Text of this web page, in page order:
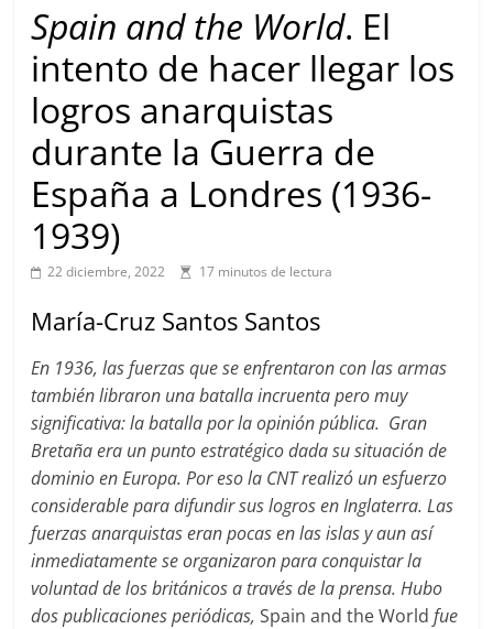
Spain and the World. El
intento de hacer llegar los
logros anarquistas
durante la Guerra de
España a Londres (1936-
1939)
22 diciembre, 2022 17 minutos de lectura
María-Cruz Santos Santos
En 1936, las fuerzas que se enfrentaron con las armas
también libraron una batalla incruenta pero muy
significativa: la batalla por la opinión pública. Gran
Bretaña era un punto estratégico dada su situación de
dominio en Europa. Por eso la CNT realizó un esfuerzo
considerable para difundir sus logros en Inglaterra. Las
fuerzas anarquistas eran pocas en las islas y aun así
inmediatamente se organizaron para conquistar la
voluntad de los británicos a través de la prensa. Hubo
dos publicaciones periódicas,Spain and the Worldfue